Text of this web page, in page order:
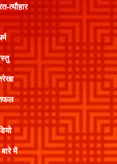
त्यौहार
में